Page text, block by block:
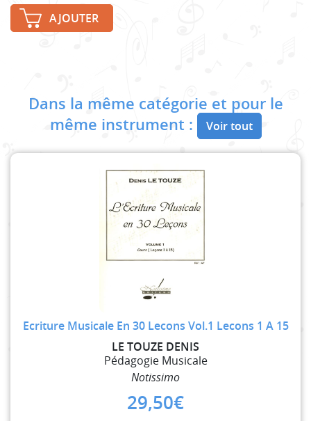
AJOUTER
Dans la même catégorie et pour le
même instrument :
Voir tout
Ecriture Musicale En 30 Lecons Vol.1 Lecons 1 A 15
LE TOUZE DENIS
Pédagogie Musicale
Notissimo
29,50€